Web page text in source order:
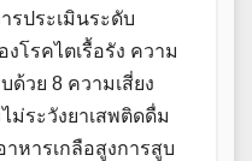
ประเมินระดับ
โรคไตเรื้อรัง ความ
ด้วย 8 ความเสี่ยง
ม่ระวังยาเสพติดดื่ม
หารเกลือสูงการสูบ